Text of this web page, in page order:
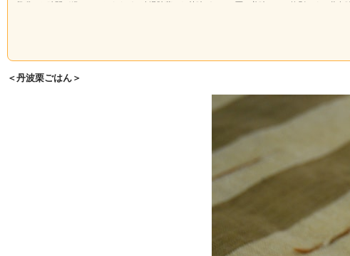
収穫から時間が経っておりますが、冷温貯蔵され甘味がのった栗の美味しさは格別です。黄
機械むきですので、渋皮が残った状態になりますが、栗ご飯であれば風味が出るのでそのま
丹波地域は、古くから朝廷に献上する国として、その名があがり、江戸時代には江戸にも運
＜丹波栗ごはん＞